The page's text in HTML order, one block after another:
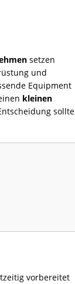
setzen
und
Equipment
kleinen
sollte
vorbereitet